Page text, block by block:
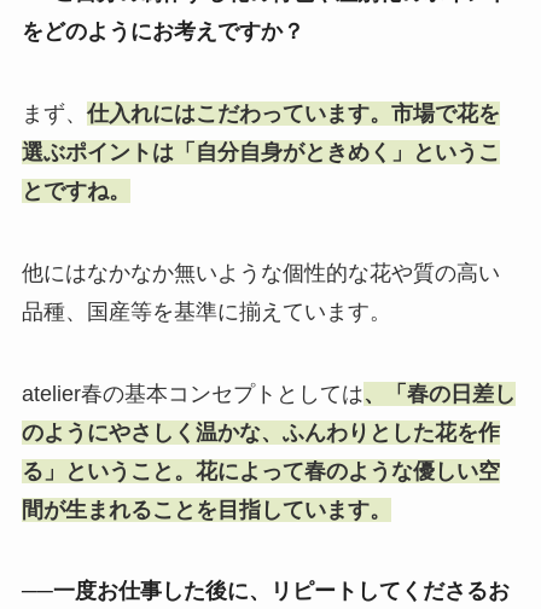
をどのようにお考えですか？
まず、 仕入れにはこだわっています。市場で花を
選ぶポイントは「自分自身がときめく」というこ
とですね。
他にはなかなか無いような個性的な花や質の高い
品種、国産等を基準に揃えています。
atelier春の基本コンセプトとしては、「春の日差し
のようにやさしく温かな、ふんわりとした花を作
る」ということ。花によって春のような優しい空
間が生まれることを目指しています。
──一度お仕事した後に、リピートしてくださるお